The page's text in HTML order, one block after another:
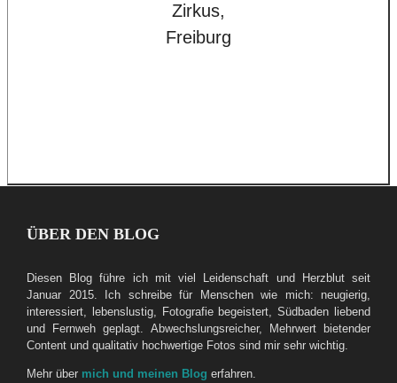
Zirkus,
Freiburg
ÜBER DEN BLOG
Diesen Blog führe ich mit viel Leidenschaft und Herzblut seit
Januar 2015. Ich schreibe für Menschen wie mich: neugierig,
interessiert, lebenslustig, Fotografie begeistert, Südbaden liebend
und Fernweh geplagt. Abwechslungsreicher, Mehrwert bietender
Content und qualitativ hochwertige Fotos sind mir sehr wichtig.
Mehr über mich und meinen Blog erfahren.